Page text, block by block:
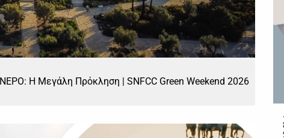
ΝΕΡΟ: Η Μεγάλη Πρόκληση | SNFCC Green Weekend 2026